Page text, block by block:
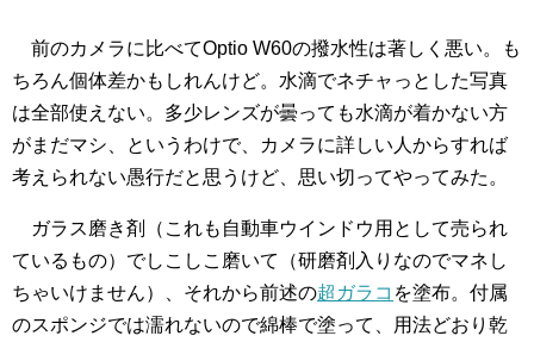
前のカメラに比べてOptio W60の撥水性は著しく悪い。も
ちろん個体差かもしれんけど。水滴でネチャっとした写真
は全部使えない。多少レンズが曇っても水滴が着かない方
がまだマシ、というわけで、カメラに詳しい人からすれば
考えられない愚行だと思うけど、思い切ってやってみた。
ガラス磨き剤（これも自動車ウインドウ用として売られ
ているもの）でしこしこ磨いて（研磨剤入りなのでマネし
ちゃいけません）、それから前述の超ガラコ を塗布。付属
のスポンジでは濡れないので綿棒で塗って、用法どおり乾